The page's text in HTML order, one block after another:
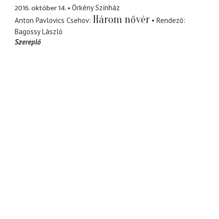
2016. október 14.
Örkény Színház
Anton Pavlovics Csehov Három nővér
Rendező
Bagossy László
Szereplő